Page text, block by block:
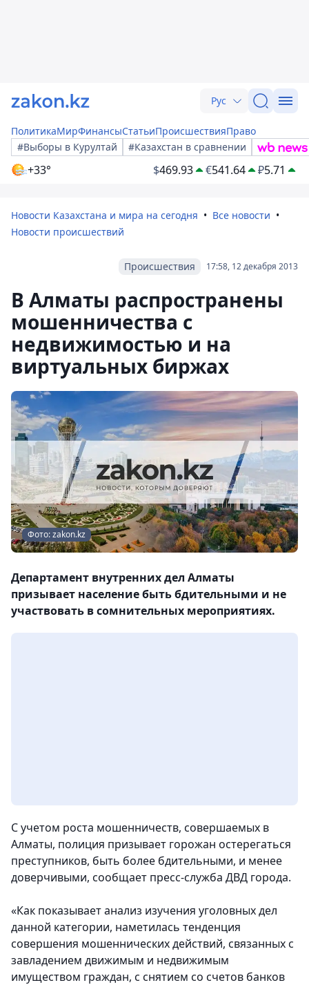
Рус
ПолитикаМирФинансыСтатьиПроисшествияПраво
#Выборы в Курултай
#Казахстан в сравнении
+33° $469.93 €541.64 ₽5.71
Новости Казахстана и мира на сегодня
Все новости
Новости происшествий
17:58, 12 декабря 2013
Происшествия
В Алматы распространены
мошенничества с
недвижимостью и на
виртуальных биржах
Фото: zakon.kz
Департамент внутренних дел Алматы
призывает население быть бдительными и не
участвовать в сомнительных мероприятиях.
С учетом роста мошенничеств, совершаемых в
Алматы, полиция призывает горожан остерегаться
преступников, быть более бдительными, и менее
доверчивыми, сообщает пресс-служба ДВД города.
«Как показывает анализ изучения уголовных дел
данной категории, наметилась тенденция
совершения мошеннических действий, связанных с
завладением движимым и недвижимым
имуществом граждан, с снятием со счетов банков